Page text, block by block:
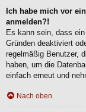
Ich habe mich vor
anmelden?!
Es kann sein, dass
Gründen deaktiviert
regelmäßig Benutzer,
haben, um die
einfach erneut und
Nach oben